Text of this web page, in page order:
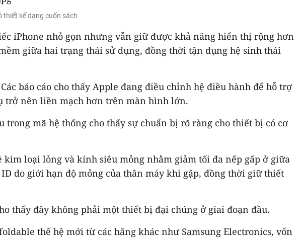
thiết kế dạng cuốn sách
iPhone nhỏ gọn nhưng vẫn giữ được khả năng hiển thị rộng hơn
giữa hai trạng thái sử dụng, đồng thời tận dụng hệ sinh thái
báo cáo cho thấy Apple đang điều chỉnh hệ điều hành để hỗ trợ
trở nên liền mạch hơn trên màn hình lớn.
mã hệ thống cho thấy sự chuẩn bị rõ ràng cho thiết bị có cơ
loại lỏng và kính siêu mỏng nhằm giảm tối đa nếp gấp ở giữa
do giới hạn độ mỏng của thân máy khi gập, đồng thời giữ thiết
thấy đây không phải một thiết bị đại chúng ở giai đoạn đầu.
thế hệ mới từ các hãng khác như Samsung Electronics, vốn